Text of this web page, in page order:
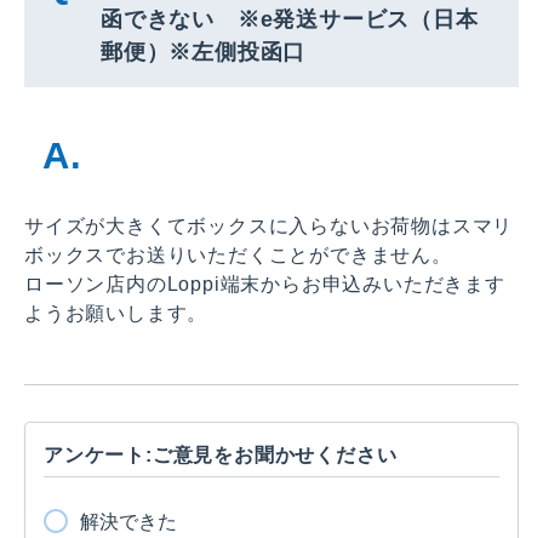
函できない ※e発送サービス（日本
郵便）※左側投函口
サイズが大きくてボックスに入らないお荷物はスマリ
ボックスでお送りいただくことができません。
ローソン店内のLoppi端末からお申込みいただきます
ようお願いします。
アンケート:ご意見をお聞かせください
解決できた